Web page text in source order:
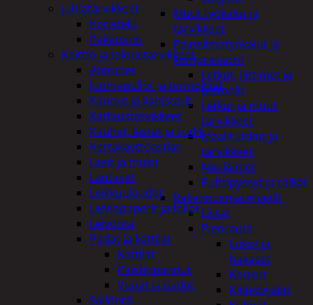
Muut työkalut ja
tarvikkeet
Paineilmatyökalut ja
kompressorit
Letkut, liittimet ja
pistoolit
Letkut ja muut
tarvikkeet
Maaliruiskut ja
tarvikkeet
Naulaimet
Pulttipyssyt ja räikät
Rakennusmateriaalit
Listat
Pienrauta
Lukot ja
hakaset
Koukut
Kalustejalat
Juhlatarvikkeet
Koristelu
Paketointi
Keittiö ja taloustarvikkeet
Aterimet
Juomapullot ja termokset
Kannut ja kanisterit
Kattaustarvikkeet
Kauhat, lastat ja sudit
Kertakäyttöastiat
Lasit ja mukit
Lautaset
Leikkuulaudat
Leivinpaperit ja foliot
Leivonta
Padat ja kattilat
Kattilat
Paistinpannut
Vuoat ja padat
Säilöntä